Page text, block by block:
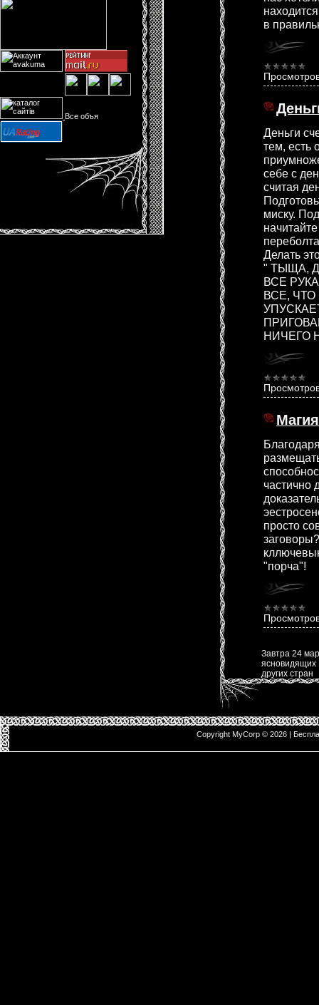
Все объя
в
Деньги
тем, есть
себе с
считая
миску.
Делать
" ТЫЩА,
ВСЕ
ВСЕ,
НИЧЕГО
частично
просто
"порча"!
Завтра 24
ясновидящих
других стран
Copyright MyCorp © 2026|